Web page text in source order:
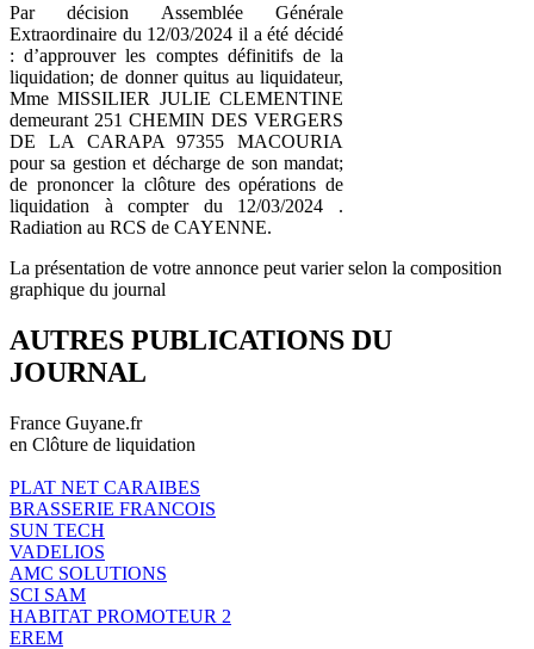
Par décision Assemblée Générale
Extraordinaire du 12/03/2024 il a été décidé
: d’approuver les comptes définitifs de la
liquidation; de donner quitus au liquidateur,
Mme MISSILIER JULIE CLEMENTINE
demeurant 251 CHEMIN DES VERGERS
DE LA CARAPA 97355 MACOURIA
pour sa gestion et décharge de son mandat;
de prononcer la clôture des opérations de
liquidation à compter du 12/03/2024 .
Radiation au RCS de CAYENNE.
La présentation de votre annonce peut varier selon la composition
graphique du journal
AUTRES PUBLICATIONS DU
JOURNAL
France Guyane.fr
en Clôture de liquidation
PLAT NET CARAIBES
BRASSERIE FRANCOIS
SUN TECH
VADELIOS
AMC SOLUTIONS
SCI SAM
HABITAT PROMOTEUR 2
EREM